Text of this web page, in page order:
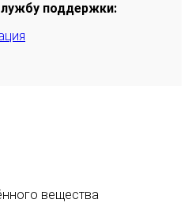
поддержки:
вещества